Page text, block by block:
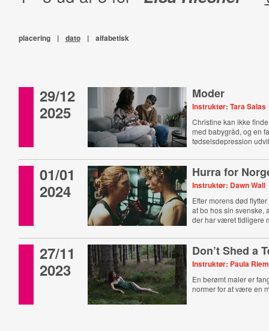
placering | dato | alfabetisk
29/12
2025
Moder
Instruktør: Tara Salas
Christine kan ikke
med babygråd, og en
fødselsdepression
01/01
2024
Hurra for
Instruktør: Dawn Wall
Efter morens død
at bo hos sin svenske,
der har været tidligere
27/11
2023
Don’t Shed a
Instruktør: Paula
En berømt maler er
normer for at være en